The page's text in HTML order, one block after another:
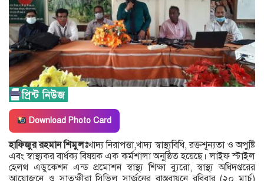
Download Photo Card
হাফিজুর রহমান শিমুলঃখাদ্য নিরাপত্তা,খাদ্য স্বাস্থ্যবিধি, রক্তশূন্যতা ও অপুষ্টি
এবং স্বাস্থ্যকর বার্ধক্য বিষয়ক এক কর্মশালা অনুষ্ঠিত হয়েছে। লাইফ স্টাইল
হেলথ এডুকেশন এন্ড প্রমোশন স্বাস্থ্য শিক্ষা ব্যুরো, স্বাস্থ্য অধিদপ্তরের